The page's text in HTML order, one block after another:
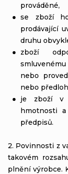
prováděné,
se zboží
prodávající
druhu
zboží
nebo
nebo
je zboží v
hmotnosti a
předpisů.
2. Povinnosti z
takovém
plnění výrobce.